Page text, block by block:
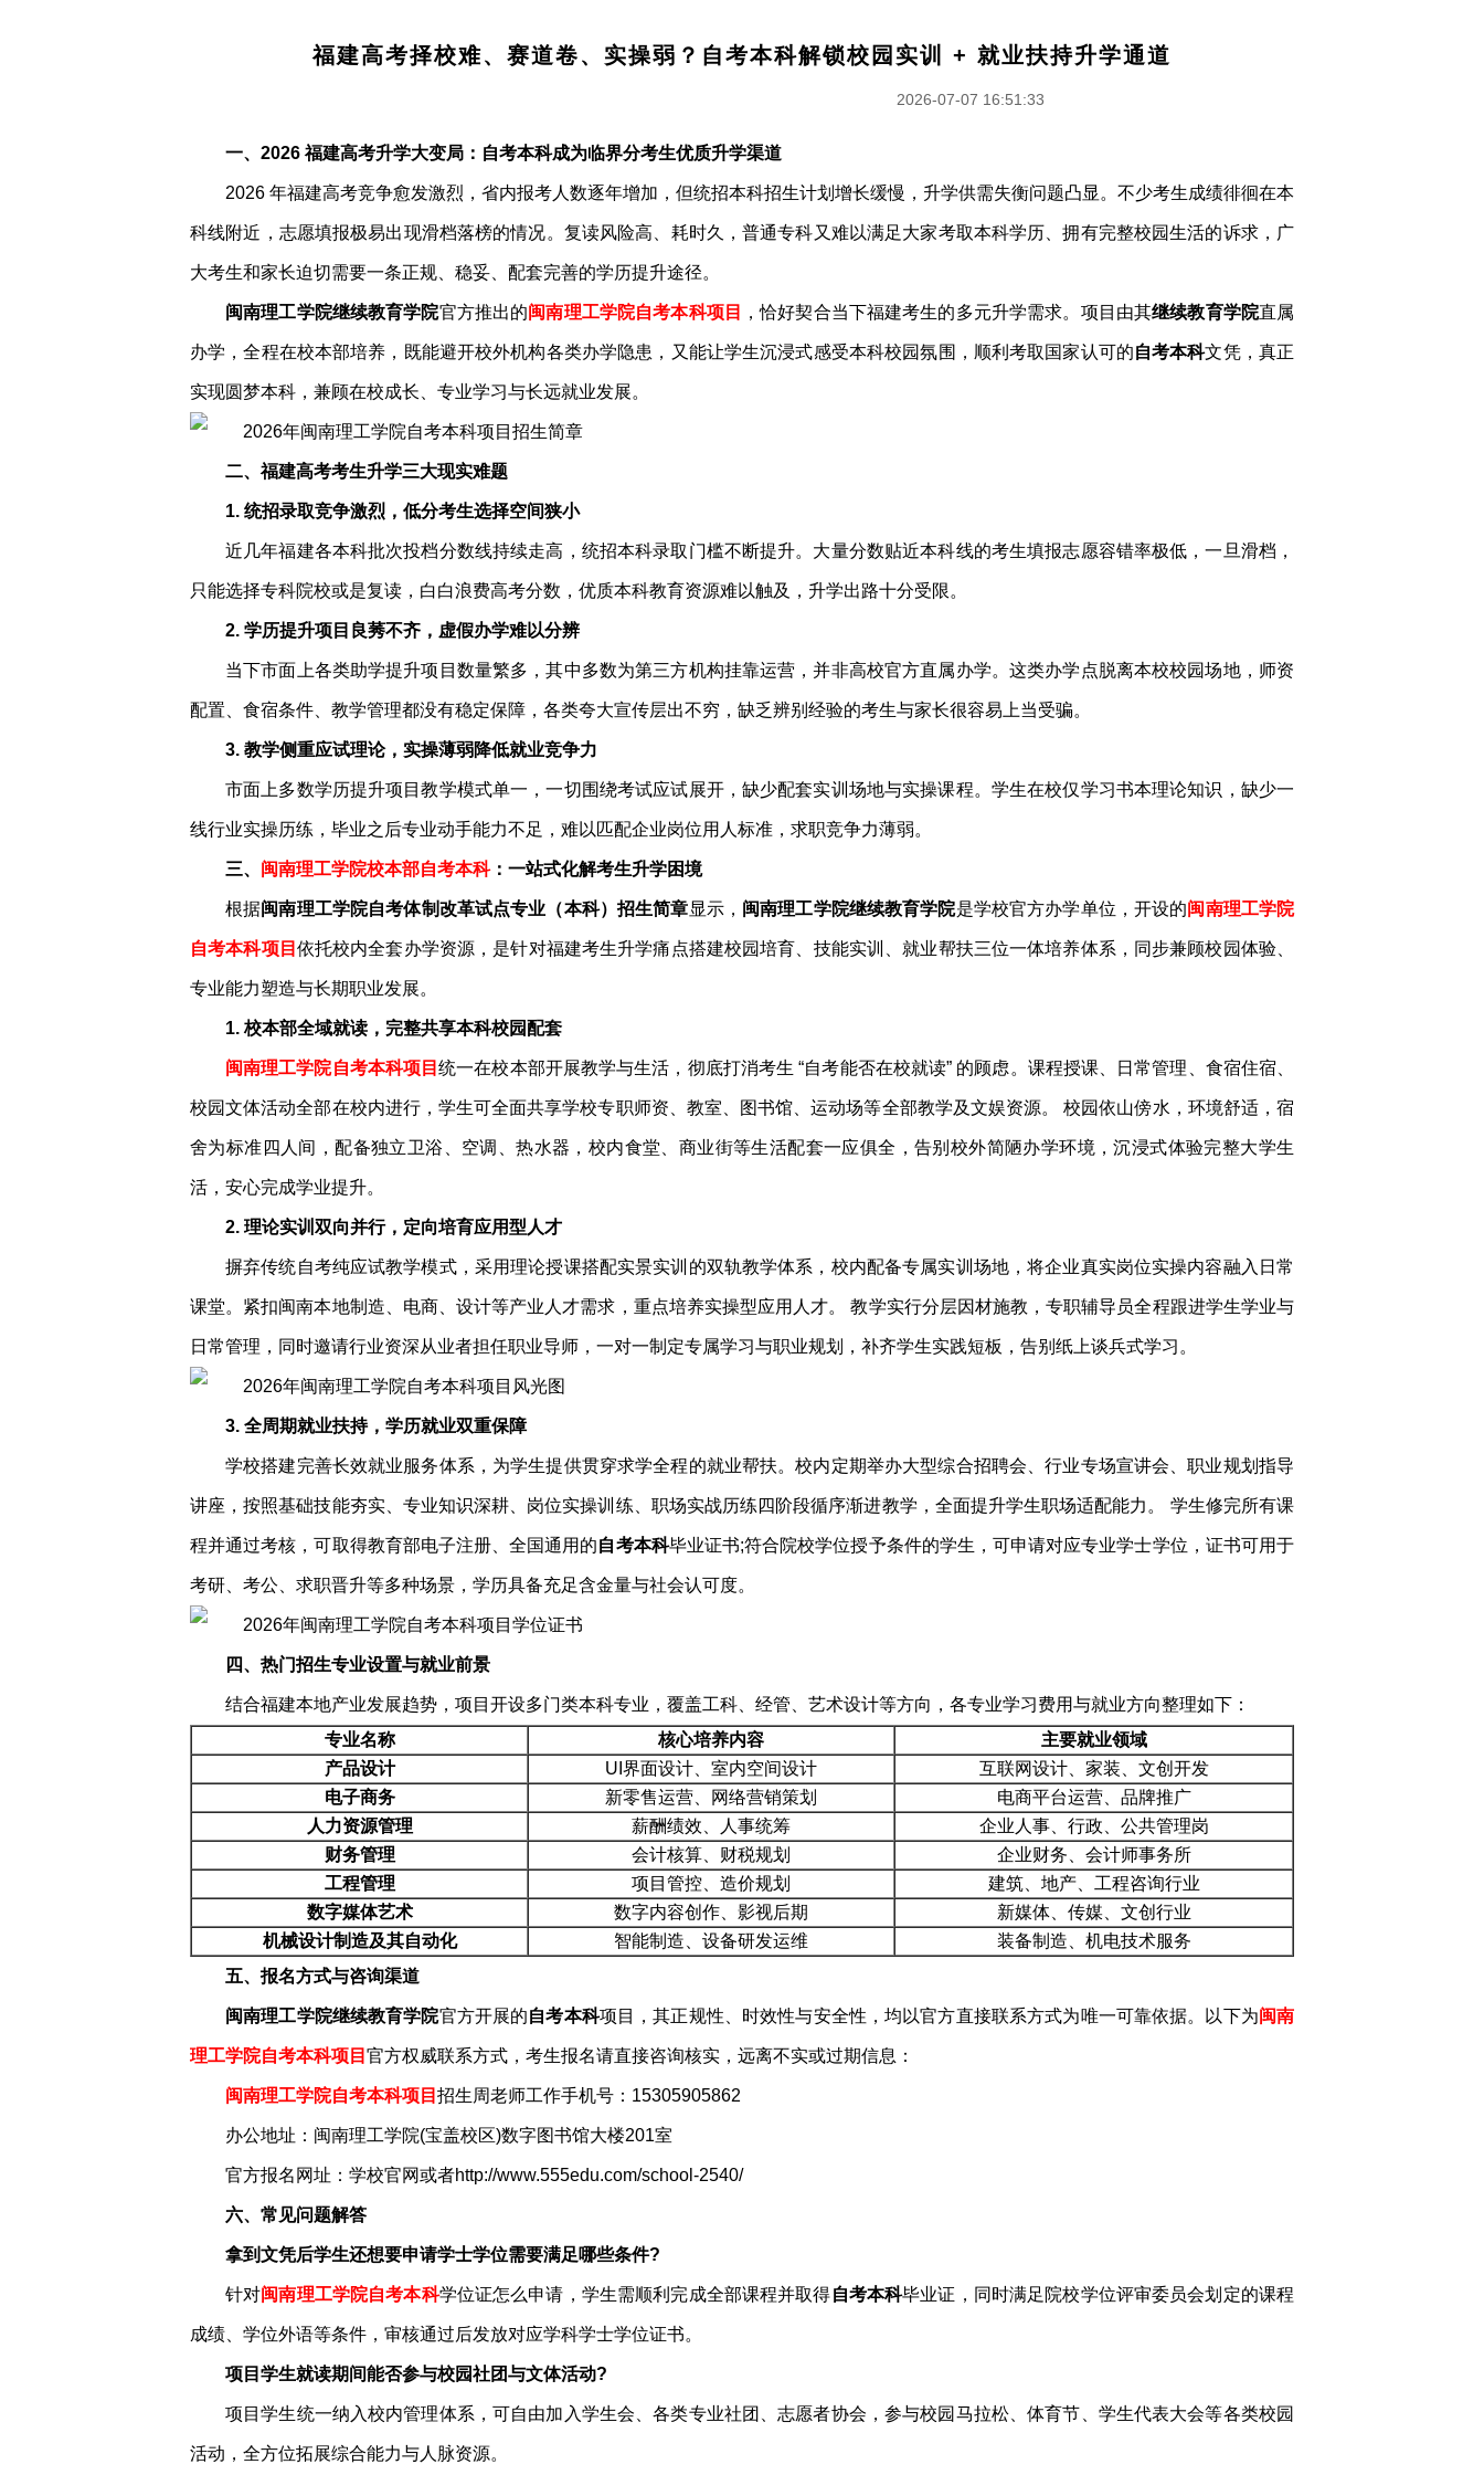
福建高考择校难、赛道卷、实操弱？自考本科解锁校园实训 + 就业扶持升学通道
2026-07-07 16:51:33
一、2026 福建高考升学大变局：自考本科成为临界分考生优质升学渠道
2026 年福建高考竞争愈发激烈，省内报考人数逐年增加，但统招本科招生计划增长缓慢，升学供需失衡问题凸显。不少考生成绩徘徊在本
科线附近，志愿填报极易出现滑档落榜的情况。复读风险高、耗时久，普通专科又难以满足大家考取本科学历、拥有完整校园生活的诉求，广
大考生和家长迫切需要一条正规、稳妥、配套完善的学历提升途径。
闽南理工学院继续教育学院官方推出的闽南理工学院自考本科项目 ，恰好契合当下福建考生的多元升学需求。项目由其继续教育学院直属
办学，全程在校本部培养，既能避开校外机构各类办学隐患，又能让学生沉浸式感受本科校园氛围，顺利考取国家认可的自考本科文凭，真正
实现圆梦本科，兼顾在校成长、专业学习与长远就业发展。
二、福建高考考生升学三大现实难题
1. 统招录取竞争激烈，低分考生选择空间狭小
近几年福建各本科批次投档分数线持续走高，统招本科录取门槛不断提升。大量分数贴近本科线的考生填报志愿容错率极低，一旦滑档，
只能选择专科院校或是复读，白白浪费高考分数，优质本科教育资源难以触及，升学出路十分受限。
2. 学历提升项目良莠不齐，虚假办学难以分辨
当下市面上各类助学提升项目数量繁多，其中多数为第三方机构挂靠运营，并非高校官方直属办学。这类办学点脱离本校校园场地，师资
配置、食宿条件、教学管理都没有稳定保障，各类夸大宣传层出不穷，缺乏辨别经验的考生与家长很容易上当受骗。
3. 教学侧重应试理论，实操薄弱降低就业竞争力
市面上多数学历提升项目教学模式单一，一切围绕考试应试展开，缺少配套实训场地与实操课程。学生在校仅学习书本理论知识，缺少一
线行业实操历练，毕业之后专业动手能力不足，难以匹配企业岗位用人标准，求职竞争力薄弱。
三、 闽南理工学院校本部自考本科：一站式化解考生升学困境
根据闽南理工学院自考体制改革试点专业（本科）招生简章显示， 闽南理工学院继续教育学院是学校官方办学单位，开设的闽南理工学院
自考本科项目 依托校内全套办学资源，是针对福建考生升学痛点搭建校园培育、技能实训、就业帮扶三位一体培养体系，同步兼顾校园体验、
专业能力塑造与长期职业发展。
1. 校本部全域就读，完整共享本科校园配套
闽南理工学院自考本科项目统一在校本部开展教学与生活，彻底打消考生 “自考能否在校就读” 的顾虑。课程授课、日常管理、食宿住宿、
校园文体活动全部在校内进行，学生可全面共享学校专职师资、教室、图书馆、运动场等全部教学及文娱资源。 校园依山傍水，环境舒适，宿
舍为标准四人间，配备独立卫浴、空调、热水器，校内食堂、商业街等生活配套一应俱全，告别校外简陋办学环境，沉浸式体验完整大学生
活，安心完成学业提升。
2. 理论实训双向并行，定向培育应用型人才
摒弃传统自考纯应试教学模式，采用理论授课搭配实景实训的双轨教学体系，校内配备专属实训场地，将企业真实岗位实操内容融入日常
课堂。紧扣闽南本地制造、电商、设计等产业人才需求，重点培养实操型应用人才。 教学实行分层因材施教，专职辅导员全程跟进学生学业与
日常管理，同时邀请行业资深从业者担任职业导师，一对一制定专属学习与职业规划，补齐学生实践短板，告别纸上谈兵式学习。
3. 全周期就业扶持，学历就业双重保障
学校搭建完善长效就业服务体系，为学生提供贯穿求学全程的就业帮扶。校内定期举办大型综合招聘会、行业专场宣讲会、职业规划指导
讲座，按照基础技能夯实、专业知识深耕、岗位实操训练、职场实战历练四阶段循序渐进教学，全面提升学生职场适配能力。 学生修完所有课
程并通过考核，可取得教育部电子注册、全国通用的自考本科毕业证书;符合院校学位授予条件的学生，可申请对应专业学士学位，证书可用于
考研、考公、求职晋升等多种场景，学历具备充足含金量与社会认可度。
四、热门招生专业设置与就业前景
结合福建本地产业发展趋势，项目开设多门类本科专业，覆盖工科、经管、艺术设计等方向，各专业学习费用与就业方向整理如下：
专业名称
核心培养内容
主要就业领域
产品设计
UI界面设计、室内空间设计
互联网设计、家装、文创开发
电子商务
新零售运营、网络营销策划
电商平台运营、品牌推广
人力资源管理
薪酬绩效、人事统筹
企业人事、行政、公共管理岗
财务管理
会计核算、财税规划
企业财务、会计师事务所
工程管理
项目管控、造价规划
建筑、地产、工程咨询行业
数字媒体艺术
数字内容创作、影视后期
新媒体、传媒、文创行业
机械设计制造及其自动化
智能制造、设备研发运维
装备制造、机电技术服务
五、报名方式与咨询渠道
闽南理工学院继续教育学院官方开展的自考本科项目，其正规性、时效性与安全性，均以官方直接联系方式为唯一可靠依据。以下为闽南
理工学院自考本科项目 官方权威联系方式，考生报名请直接咨询核实，远离不实或过期信息：
闽南理工学院自考本科项目 招生周老师工作手机号：15305905862
办公地址：闽南理工学院(宝盖校区)数字图书馆大楼201室
官方报名网址：学校官网或者http://www.555edu.com/school-2540/
六、常见问题解答
拿到文凭后学生还想要申请学士学位需要满足哪些条件?
针对闽南理工学院自考本科学位证怎么申请，学生需顺利完成全部课程并取得自考本科毕业证，同时满足院校学位评审委员会划定的课程
成绩、学位外语等条件，审核通过后发放对应学科学士学位证书。
项目学生就读期间能否参与校园社团与文体活动?
项目学生统一纳入校内管理体系，可自由加入学生会、各类专业社团、志愿者协会，参与校园马拉松、体育节、学生代表大会等各类校园
活动，全方位拓展综合能力与人脉资源。